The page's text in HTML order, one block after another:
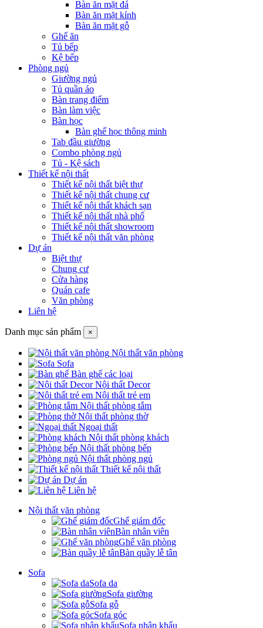
Bàn ăn mặt đá
Bàn ăn mặt kính
Bàn ăn mặt gỗ
Ghế ăn
Tủ bếp
Kệ bếp
Phòng ngủ
Giường ngủ
Tủ quần áo
Bàn trang điểm
Bàn làm việc
Bàn học
Bàn ghế học thông minh
Tab đầu giường
Combo phòng ngủ
Tủ - Kệ sách
Thiết kế nội thất
Thiết kế nội thất biệt thự
Thiết kế nội thất chung cư
Thiết kế nội thất khách sạn
Thiết kế nội thất nhà phố
Thiết kế nội thất showroom
Thiết kế nội thất văn phòng
Dự án
Biệt thự
Chung cư
Cửa hàng
Quán cafe
Văn phòng
Liên hệ
Danh mục sản phẩm ×
Nội thất văn phòng
Sofa
Bàn ghế các loại
Nội thất Decor
Nội thất trẻ em
Nội thất phòng tắm
Nội thất phòng thờ
Ngoại thất
Nội thất phòng khách
Nội thất phòng bếp
Nội thất phòng ngủ
Thiết kế nội thất
Dự án
Liên hệ
Nội thất văn phòng
Ghế giám đốc
Bàn nhân viên
Ghế văn phòng
Bàn quầy lễ tân
Sofa
Sofa da
Sofa giường
Sofa gỗ
Sofa góc
Sofa nhập khẩu